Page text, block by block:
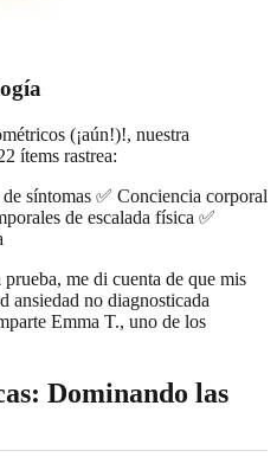
(¡aún!)!, nuestra
ítems rastrea:
síntomas ✅ Conciencia corporal
de escalada física ✅
me di cuenta de que mis
ansiedad no diagnosticada
Emma T., uno de los
Dominando las